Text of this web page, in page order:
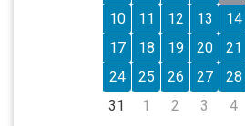
10
11 12 13 14
17
18 19 20 21
24
25 26 27 28
31
1 2 3 4